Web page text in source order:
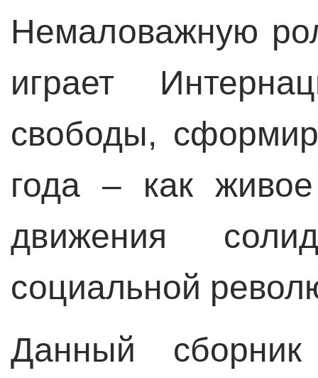
Немаловажную
играет
свободы,
года – как живое
движения
социальной
Данный